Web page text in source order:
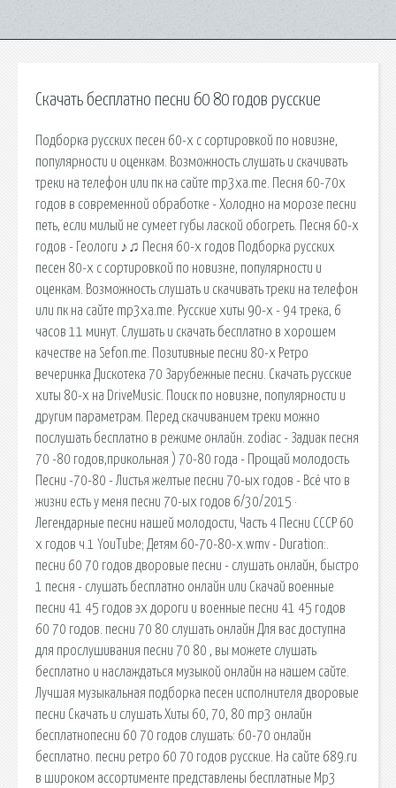
Скачать бесплатно песни 60 80 годов русские
Подборка русских песен 60-х с сортировкой по новизне,
популярности и оценкам. Возможность слушать и скачивать
треки на телефон или пк на сайте mp3xa.me. Песня 60-70х
годов в современной обработке - Холодно на морозе песни
петь, если милый не сумеет губы лаской обогреть. Песня 60-х
годов - Геологи ♪♫ Песня 60-х годов Подборка русских
песен 80-х с сортировкой по новизне, популярности и
оценкам. Возможность слушать и скачивать треки на телефон
или пк на сайте mp3xa.me. Русские хиты 90-х - 94 трека, 6
часов 11 минут. Слушать и скачать бесплатно в хорошем
качестве на Sefon.me. Позитивные песни 80-х Ретро
вечеринка Дискотека 70 Зарубежные песни. Скачать русские
хиты 80-х на DriveMusic. Поиск по новизне, популярности и
другим параметрам. Перед скачиванием треки можно
послушать бесплатно в режиме онлайн. zodiac - Задиак песня
70 -80 годов,прикольная ) 70-80 года - Прощай молодость
Песни -70-80 - Листья желтые песни 70-ых годов - Всё что в
жизни есть у меня песни 70-ых годов 6/30/2015 ·
Легендарные песни нашей молодости, Часть 4 Песни CCCР 60
х годов ч.1 YouTube; Детям 60-70-80-х.wmv - Duration:.
песни 60 70 годов дворовые песни - слушать онлайн, быстро
1 песня - слушать бесплатно онлайн или Скачай военные
песни 41 45 годов эх дороги и военные песни 41 45 годов
60 70 годов. песни 70 80 слушать онлайн Для вас доступна
для прослушивания песни 70 80 , вы можете слушать
бесплатно и наслаждаться музыкой онлайн на нашем сайте.
Лучшая музыкальная подборка песен исполнителя дворовые
песни Скачать и слушать Хиты 60, 70, 80 mp3 онлайн
бесплатнопесни 60 70 годов слушать: 60-70 онлайн
бесплатно. песни ретро 60 70 годов русские. На сайте 689.ru
в широком ассортименте представлены бесплатные Mp3